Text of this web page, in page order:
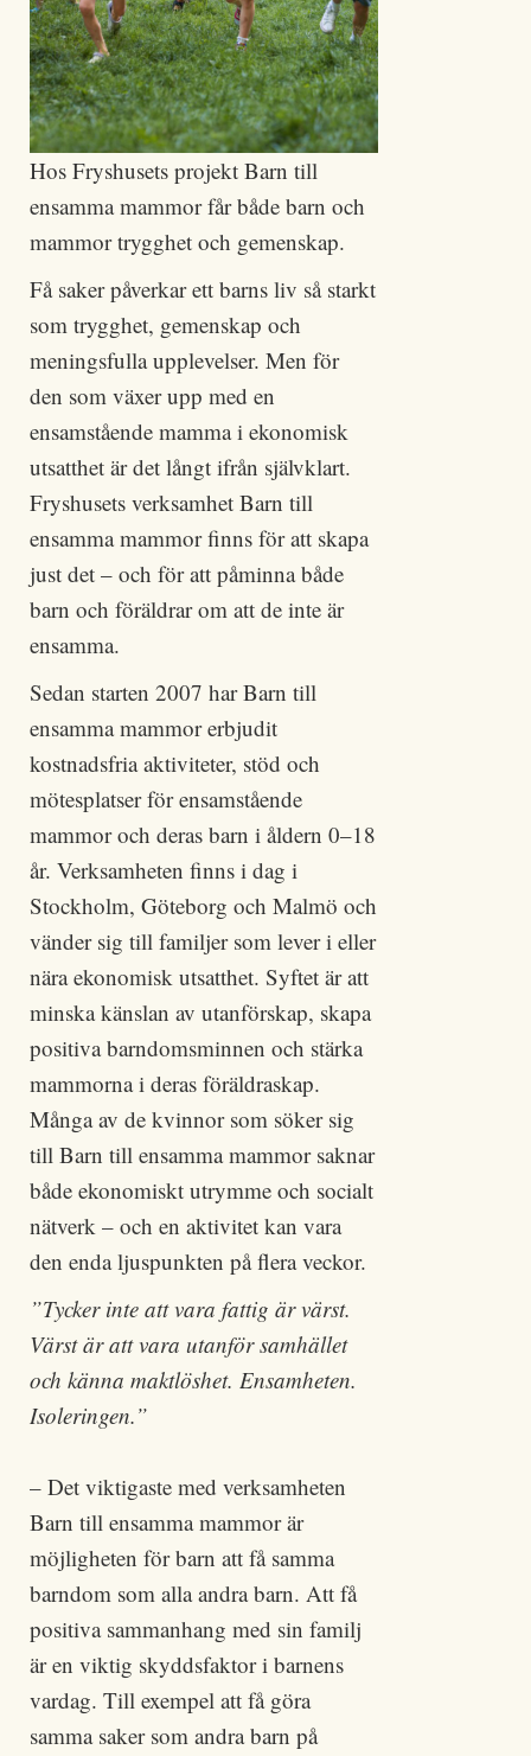
Hos Fryshusets projekt Barn till
ensamma mammor får både barn och
mammor trygghet och gemenskap.
Få saker påverkar ett barns liv så starkt
som trygghet, gemenskap och
meningsfulla upplevelser. Men för
den som växer upp med en
ensamstående mamma i ekonomisk
utsatthet är det långt ifrån självklart.
Fryshusets verksamhet Barn till
ensamma mammor finns för att skapa
just det – och för att påminna både
barn och föräldrar om att de inte är
ensamma.
Sedan starten 2007 har Barn till
ensamma mammor erbjudit
kostnadsfria aktiviteter, stöd och
mötesplatser för ensamstående
mammor och deras barn i åldern 0–18
år. Verksamheten finns i dag i
Stockholm, Göteborg och Malmö och
vänder sig till familjer som lever i eller
nära ekonomisk utsatthet. Syftet är att
minska känslan av utanförskap, skapa
positiva barndomsminnen och stärka
mammorna i deras föräldraskap.
Många av de kvinnor som söker sig
till Barn till ensamma mammor saknar
både ekonomiskt utrymme och socialt
nätverk – och en aktivitet kan vara
den enda ljuspunkten på flera veckor.
”Tycker inte att vara fattig är värst.
Värst är att vara utanför samhället
och känna maktlöshet. Ensamheten.
Isoleringen.”
– Det viktigaste med verksamheten
Barn till ensamma mammor är
möjligheten för barn att få samma
barndom som alla andra barn. Att få
positiva sammanhang med sin familj
är en viktig skyddsfaktor i barnens
vardag. Till exempel att få göra
samma saker som andra barn på